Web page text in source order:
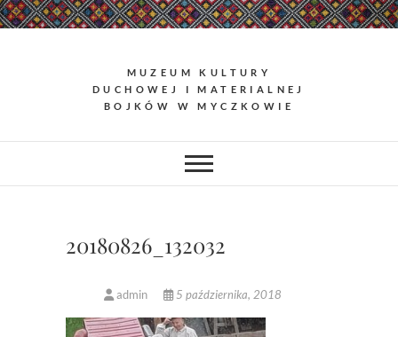
Skip
to
MUZEUM KULTURY
DUCHOWEJ I MATERIALNEJ
BOJKÓW W MYCZKOWIE
20180826_132032
admin 5 października, 2018